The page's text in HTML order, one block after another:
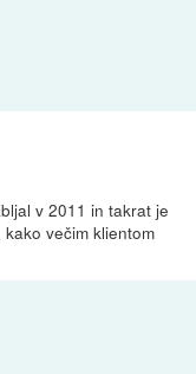
v 2011 in takrat je
večim klientom